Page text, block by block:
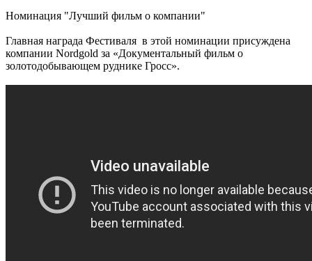
Номинация "Лучший фильм о компании"
Главная награда Фестиваля в этой номинации присуждена
компании Nordgold за «Документальный фильм о
золотодобывающем руднике Гросс».